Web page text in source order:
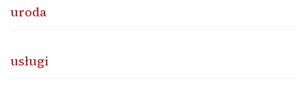
uroda
usługi